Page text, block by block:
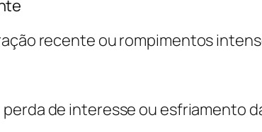
recente ou rompimentos
de interesse ou esfriamento